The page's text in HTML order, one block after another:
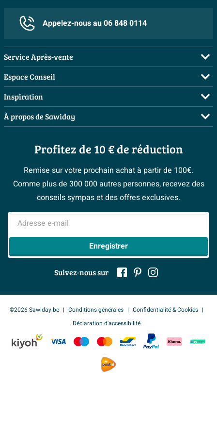
Appelez-nous au 06 848 0114
Service Après-vente
FAQ
Commander
Payer
Livraison / retrait
Garantie & réclamations
Politique d’avis
> Service client
Espace Conseil
Visite sur rendez-vous
Demandez votre devis
Planificateur 3D
Les bons tuyaux
Espace bricolage
> Espace Conseil
Inspiration
Salles de bains complètes
Inspiration toilettes
Moodboards
Magazine
#Mysawiday
> Inspiration salle de bains
À propos de Sawiday
Qui est Sawiday ?
Postes vacants
Espace Pro
BeCommerce
> Tout sur nos showrooms
Profitez de 10 € de réduction
Remise sur votre prochain achat à partir de 100€.
Comme plus de 300 000 autres personnes, recevez des
conseils sympas et des offres exclusives.
Adresse e-mail
Enregistrer
Suivez-nous sur
©2026 Sawiday.be Conditions générales
Confidentialité & Cookies
Déclaration d'accessibilité